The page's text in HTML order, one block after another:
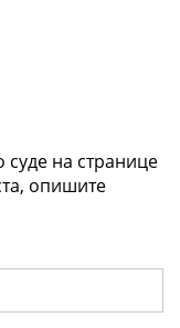
на странице
опишите